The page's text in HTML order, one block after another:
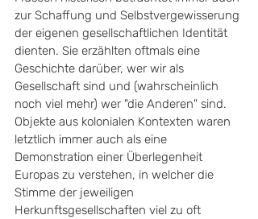
zur Schaffung und Selbstvergewisserung
der eigenen gesellschaftlichen Identität
dienten. Sie erzählten oftmals eine
Geschichte darüber, wer wir als
Gesellschaft sind und (wahrscheinlich
noch viel mehr) wer "die Anderen" sind.
Objekte aus kolonialen Kontexten waren
letztlich immer auch als eine
Demonstration einer Überlegenheit
Europas zu verstehen, in welcher die
Stimme der jeweiligen
Herkunftsgesellschaften viel zu oft